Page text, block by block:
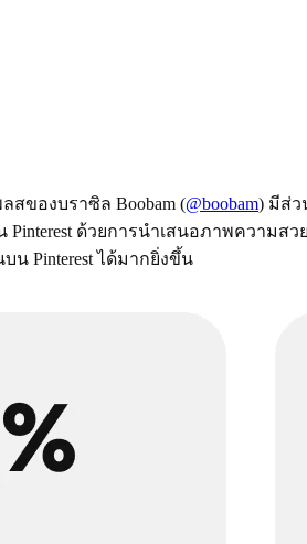
ของบราซิล Boobam (@boobam) มีส่ว
ด้วยการนำเสนอภาพควา
น Pinterest ได้มากยิ่งขึ้น